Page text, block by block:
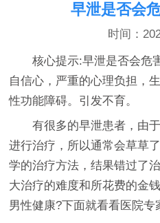
早泄是否会
时间：
核心提示:早泄是否会危
自信心，严重的心理负担，
性功能障碍。引发不育。
有很多的早泄患者，由
进行治疗，所以通常会草草
学的治疗方法，结果错过了
大治疗的难度和所花费的金
男性健康?下面就看看医院专